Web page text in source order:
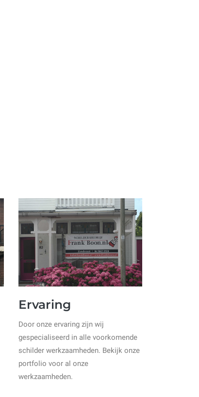
Ervaring
Door onze ervaring zijn wij
gespecialiseerd in alle voorkomende
schilder werkzaamheden. Bekijk onze
portfolio voor al onze
werkzaamheden.